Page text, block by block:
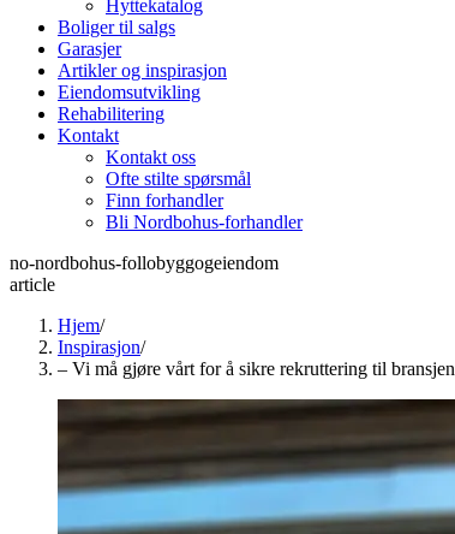
Hyttekatalog
Boliger til salgs
Garasjer
Artikler og inspirasjon
Eiendomsutvikling
Rehabilitering
Kontakt
Kontakt oss
Ofte stilte spørsmål
Finn forhandler
Bli Nordbohus-forhandler
no-nordbohus-follobyggogeiendom
article
Hjem/
Inspirasjon/
– Vi må gjøre vårt for å sikre rekruttering til bransjen